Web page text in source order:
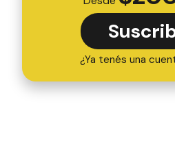
¿Ya tenés una